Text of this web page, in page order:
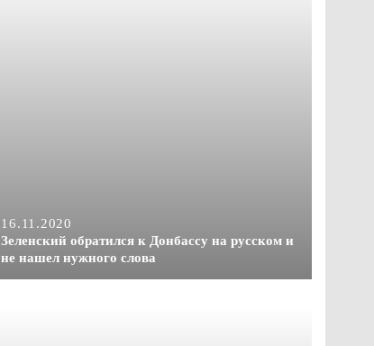
16.11.2020
Зеленский обратился к Донбассу на русском и
не нашел нужного слова